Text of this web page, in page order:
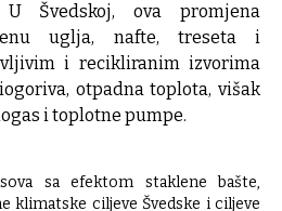
Švedskoj, ova promjena
uglja, nafte, treseta i
i recikliranim izvorima
otpadna toplota, višak
i toplotne pumpe.
sa efektom staklene bašte,
klimatske ciljeve Švedske i ciljeve